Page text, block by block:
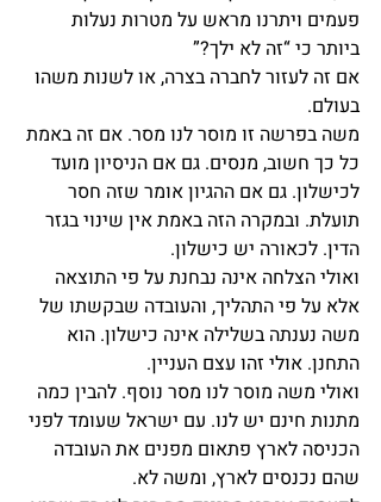
פעמים ויתרנו מראש על מטרות נעלות
ביותר כי “זה לא ילך?”
אם זה לעזור לחברה בצרה, או לשנות משהו
בעולם.
משה בפרשה זו מוסר לנו מסר. אם זה באמת
כל כך חשוב, מנסים. גם אם הניסיון מועד
לכישלון. גם אם ההגיון אומר שזה חסר
תועלת. ובמקרה הזה באמת אין שינוי בגזר
הדין. לכאורה יש כישלון.
ואולי הצלחה אינה נבחנת על פי התוצאה
אלא על פי התהליך, והעובדה שבקשתו של
משה נענתה בשלילה אינה כישלון. הוא
התחנן. אולי זהו עצם העניין.
ואולי משה מוסר לנו מסר נוסף. להבין כמה
מתנות חינם יש לנו. עם ישראל שעומד לפני
הכניסה לארץ פתאום מפנים את העובדה
שהם נכנסים לארץ, ומשה לא.